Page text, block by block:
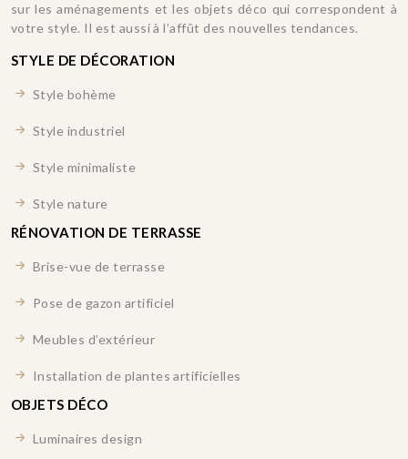
sur les aménagements et les objets déco qui correspondent à
votre style. Il est aussi à l’affût des nouvelles tendances.
STYLE DE DÉCORATION
Style bohème
Style industriel
Style minimaliste
Style nature
RÉNOVATION DE TERRASSE
Brise-vue de terrasse
Pose de gazon artificiel
Meubles d’extérieur
Installation de plantes artificielles
OBJETS DÉCO
Luminaires design